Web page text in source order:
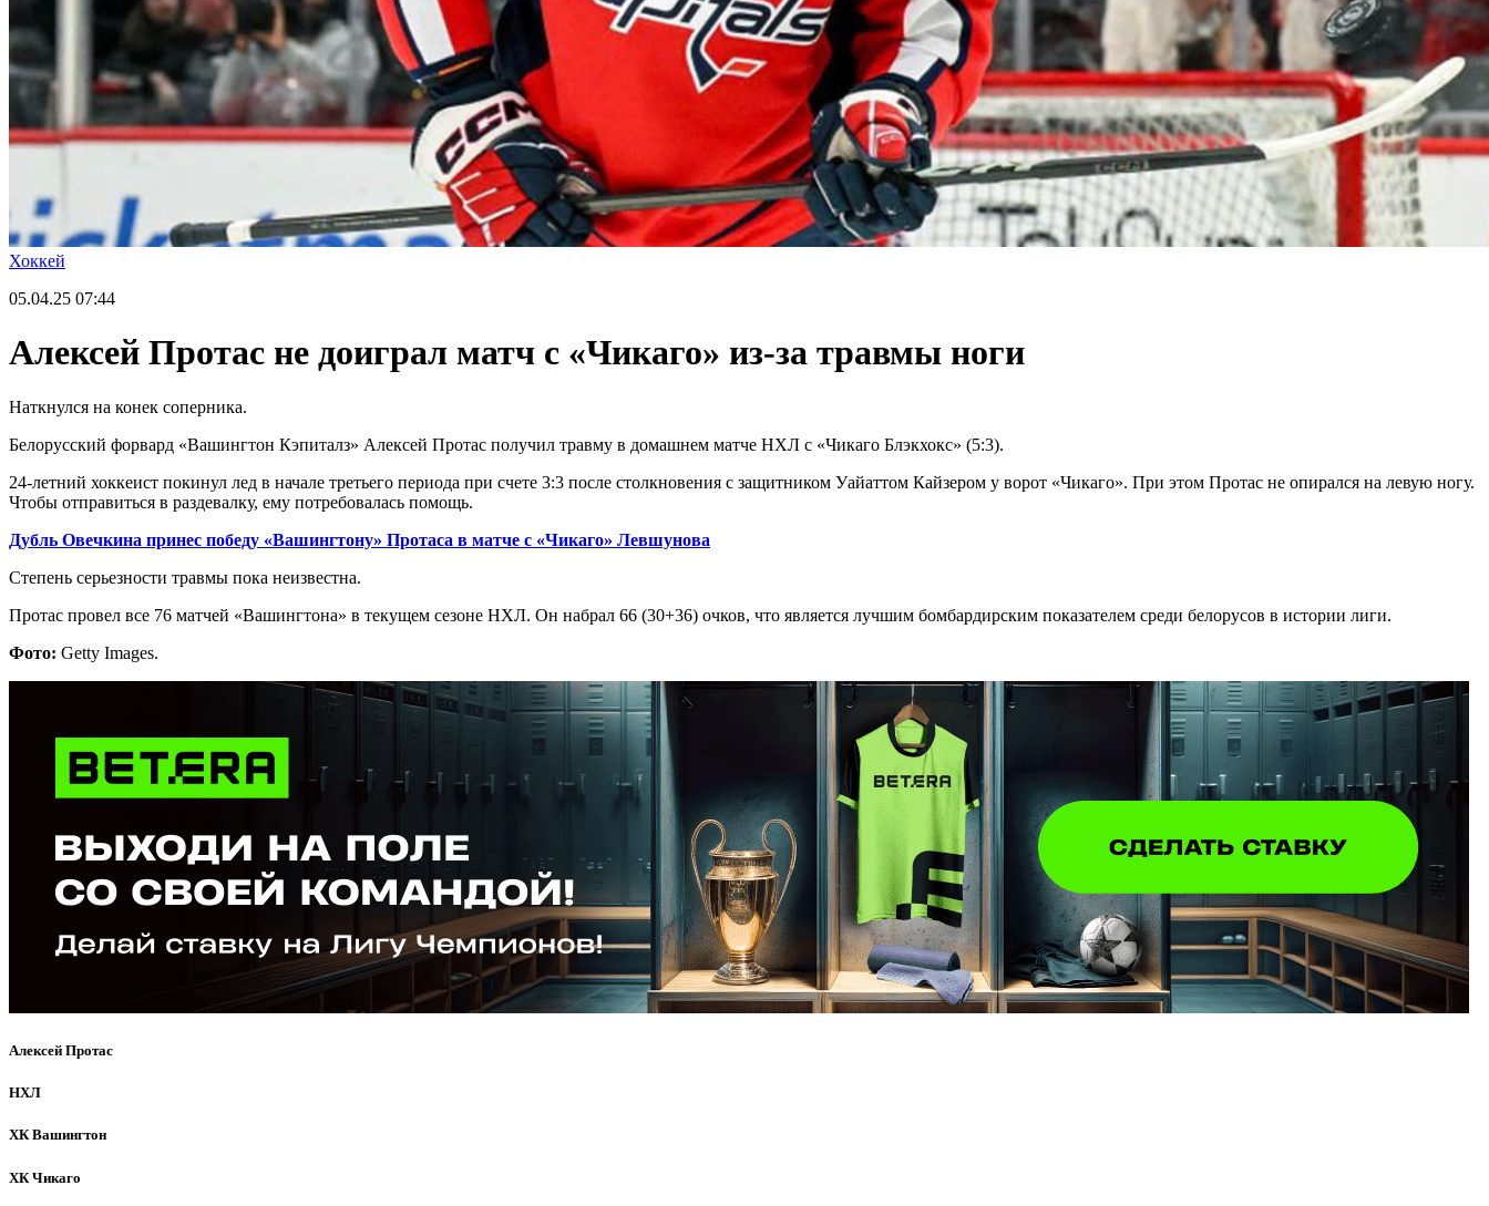
Хоккей
05.04.25 07:44
Алексей Протас не доиграл матч с «Чикаго» из-за травмы ноги
Наткнулся на конек соперника.
Белорусский форвард «Вашингтон Кэпиталз» Алексей Протас получил травму в домашнем матче НХЛ с «Чикаго Блэкхокс» (5:3).
24-летний хоккеист покинул лед в начале третьего периода при счете 3:3 после столкновения с защитником Уайаттом Кайзером у ворот «Чикаго». При этом Протас не опирался на левую ногу.
Чтобы отправиться в раздевалку, ему потребовалась помощь.
Дубль Овечкина принес победу «Вашингтону» Протаса в матче с «Чикаго» Левшунова
Степень серьезности травмы пока неизвестна.
Протас провел все 76 матчей «Вашингтона» в текущем сезоне НХЛ. Он набрал 66 (30+36) очков, что является лучшим бомбардирским показателем среди белорусов в истории лиги.
Фото: Getty Images.
Алексей Протас
НХЛ
ХК Вашингтон
ХК Чикаго